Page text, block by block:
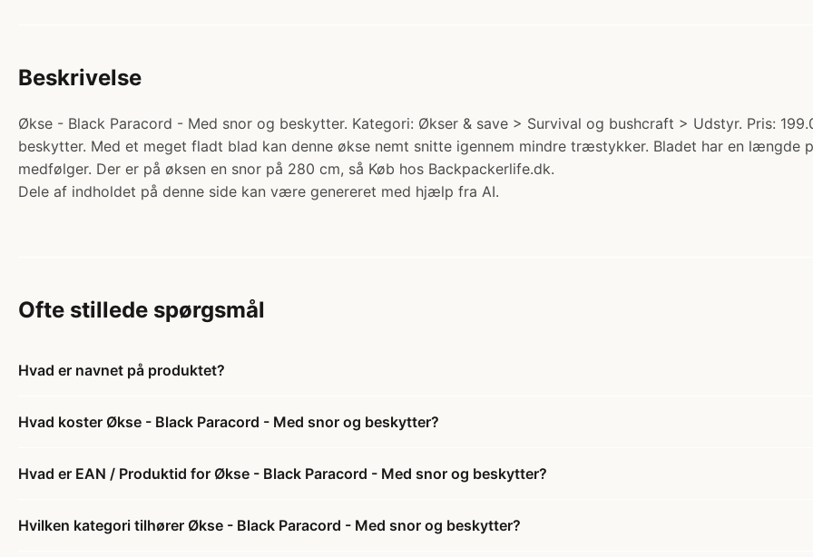
Beskrivelse
Økse - Black Paracord - Med snor og beskytter. Kategori: Økser & save > Survival og bushcraft > Udstyr. Pris:
beskytter. Med et meget fladt blad kan denne økse nemt snitte igennem mindre træstykker. Bladet har en længde
medfølger. Der er på øksen en snor på 280 cm, så Køb hos Backpackerlife.dk.
Dele af indholdet på denne side kan være genereret med hjælp fra AI.
Ofte stillede spørgsmål
Hvad er navnet på produktet?
Hvad koster Økse - Black Paracord - Med snor og beskytter?
Hvad er EAN / Produktid for Økse - Black Paracord - Med snor og beskytter?
Hvilken kategori tilhører Økse - Black Paracord - Med snor og beskytter?